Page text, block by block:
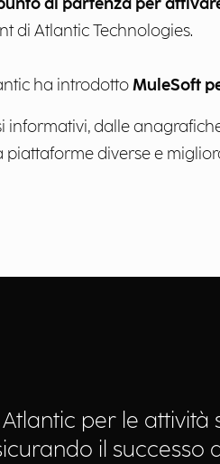
di Atlantic Technologies.
ha introdottoMuleSoft
informativi, dalle
diverse e
per le
il successo